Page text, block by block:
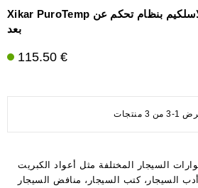
Xikar PuroTemp مقياس رطوبة رقمي لاسلكيم بنظام تحكم عن
بعد
115.50 €
من 3 منتجات
السيجار المختلفة مثل أعواد الكبريت
السيجار، كتب السيجار، منافض السيجار